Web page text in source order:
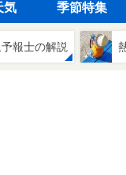
気 季節特集
報士の解説